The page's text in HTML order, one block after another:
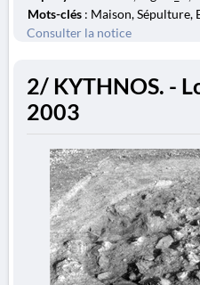
Mots-clés : Maison, Sépulture,
Consulter la notice
2/ KYTHNOS. -
2003